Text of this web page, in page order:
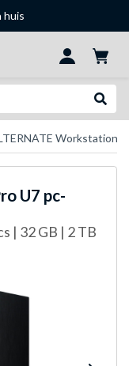
huis
Workstation
U7 pc-
| 32 GB | 2 TB